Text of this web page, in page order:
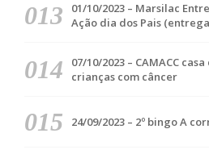
01/10/2023 – Marsilac
Ação dia dos Pais (entrega
07/10/2023 – CAMACC
crianças com câncer
24/09/2023 – 2º bingo A